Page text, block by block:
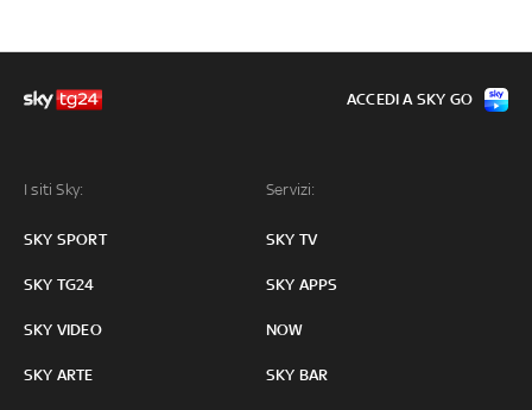
I siti Sky:
SKY SPORT
SKY TG24
SKY VIDEO
SKY ARTE
Servizi:
SKY TV
SKY APPS
NOW
SKY BAR
ACCEDI A SKY GO